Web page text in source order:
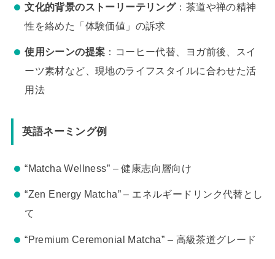
文化的背景のストーリーテリング：茶道や禅の精神
性を絡めた「体験価値」の訴求
使用シーンの提案 ：コーヒー代替、ヨガ前後、スイ
ーツ素材など、現地のライフスタイルに合わせた活
用法
英語ネーミング例
“Matcha Wellness” – 健康志向層向け
“Zen Energy Matcha” – エネルギードリンク代替とし
て
“Premium Ceremonial Matcha” – 高級茶道グレード